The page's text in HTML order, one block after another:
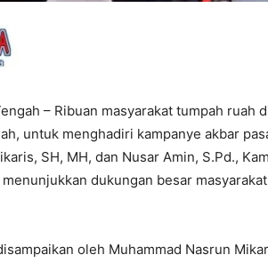
– Ribuan masyarakat tumpah ruah
untuk menghadiri kampanye akbar
SH, MH, dan Nusar Amin, S.Pd.,
dukungan besar
oleh Muhammad Nasrun